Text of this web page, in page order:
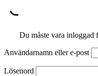
Du måste vara inloggad
Användarnamn eller e-post
Lösenord